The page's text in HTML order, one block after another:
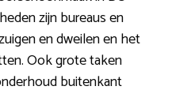
zijn bureaus en
en dweilen en het
Ook grote taken
buitenkant